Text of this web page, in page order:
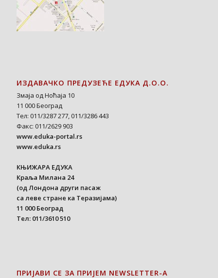
ИЗДАВАЧКО ПРЕДУЗЕЋЕ ЕДУКА Д.О.О.
Змаја од Ноћаја 10
11 000 Београд
Тел: 011/3287 277, 011/3286 443
Факс: 011/2629 903
www.eduka-portal.rs
www.eduka.rs
КЊИЖАРА ЕДУКА
Краља Милана 24
(од Лондона други пасаж
са леве стране ка Теразијама)
11 000 Београд
Тел: 011/3610 510
ПРИЈАВИ СЕ ЗА ПРИЈЕМ NEWSLETTER-A